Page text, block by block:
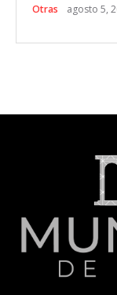
Otras agosto 5,